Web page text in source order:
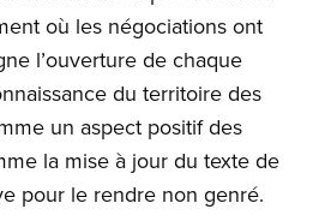
où les négociations ont
l’ouverture de chaque
du territoire des
un aspect positif des
la mise à jour du texte de
pour le rendre non genré.